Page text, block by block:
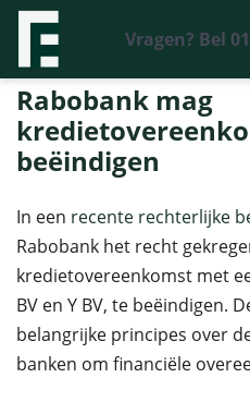
Vragen? Bel
Financieel Recht Advocaten >
kredietovereenkomst met BV
Rabobank mag
beëindigen
In een recente rechterlijke
Rabobank het recht
kredietovereenkomst met
BV en Y BV, te beëindigen.
belangrijke principes over
banken om financiële